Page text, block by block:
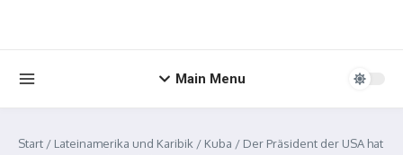
Main Menu
Start / Lateinamerika und Karibik / Kuba / Der Präsident der USA hat